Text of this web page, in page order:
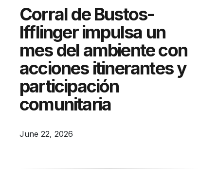
Campañas
Arbolado
Residuos
Proyectos
Empleos Verdes Locales
Edificios Municipales Energéticamente
Sustentables
Corral de Bustos-
Ifflinger impulsa un
mes del ambiente con
acciones itinerantes y
participación
comunitaria
June 22, 2026